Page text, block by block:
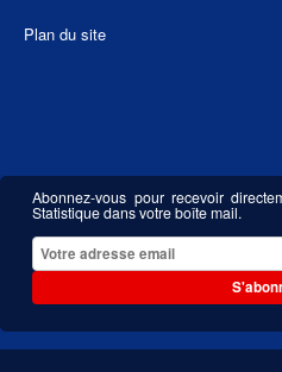
Plan du site
Abonnez-vous pour recevoir
Statistique dans votre boîte mail.